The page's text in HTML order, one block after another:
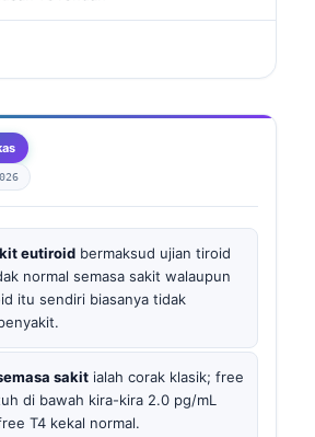
eutiroid bermaksud ujian tiroid
normal semasa sakit walaupun
itu sendiri biasanya tidak
sakit ialah corak klasik; free
di bawah kira-kira 2.0 pg/mL
T4 kekal normal.